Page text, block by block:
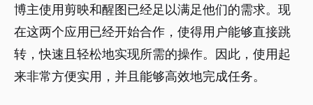
博主使用剪映和醒图已经足以满足他们的需求。现
在这两个应用已经开始合作，使得用户能够直接跳
转，快速且轻松地实现所需的操作。因此，使用起
来非常方便实用，并且能够高效地完成任务。